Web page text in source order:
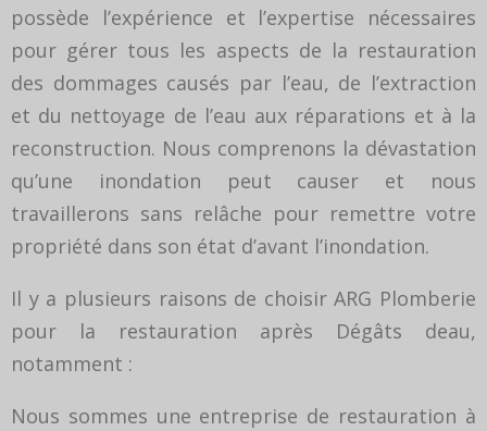
possède l’expérience et l’expertise nécessaires
pour gérer tous les aspects de la restauration
des dommages causés par l’eau, de l’extraction
et du nettoyage de l’eau aux réparations et à la
reconstruction. Nous comprenons la dévastation
qu’une inondation peut causer et nous
travaillerons sans relâche pour remettre votre
propriété dans son état d’avant l’inondation.
Il y a plusieurs raisons de choisir ARG Plomberie
pour la restauration après Dégâts deau,
notamment :
Nous sommes une entreprise de restauration à